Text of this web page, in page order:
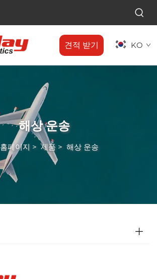
견적 받기 KO
해상 운송
홈페이지 >제품> 해상 운송